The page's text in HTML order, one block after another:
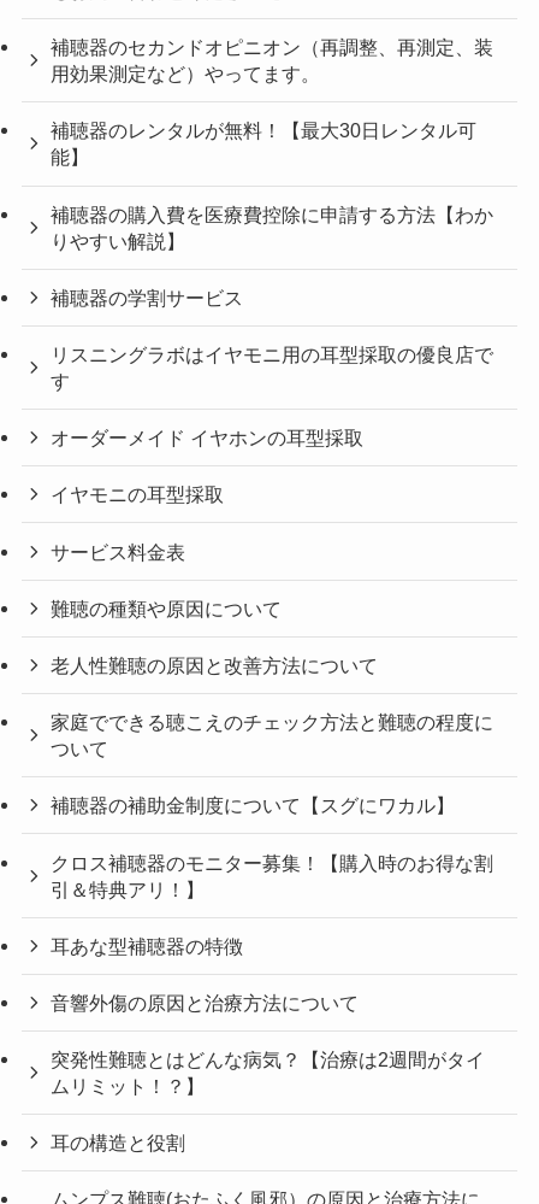
補聴器のセカンドオピニオン（再調整、再測定、装
用効果測定など）やってます。
補聴器のレンタルが無料！【最大30日レンタル可
能】
補聴器の購入費を医療費控除に申請する方法【わか
りやすい解説】
補聴器の学割サービス
リスニングラボはイヤモニ用の耳型採取の優良店で
す
オーダーメイド イヤホンの耳型採取
イヤモニの耳型採取
サービス料金表
難聴の種類や原因について
老人性難聴の原因と改善方法について
家庭でできる聴こえのチェック方法と難聴の程度に
ついて
補聴器の補助金制度について【スグにワカル】
クロス補聴器のモニター募集！【購入時のお得な割
引＆特典アリ！】
耳あな型補聴器の特徴
音響外傷の原因と治療方法について
突発性難聴とはどんな病気？【治療は2週間がタイ
ムリミット！？】
耳の構造と役割